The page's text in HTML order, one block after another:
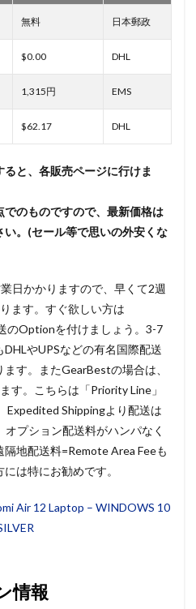
無料 日本郵政
$0.00 DHL
1,315円 EMS
$62.17 DHL
と、各販売ページに行けま
のものですので、最新価格は
。(セール等で思いの外安くな
日かかりますので、早くて2週
ます。すぐ欲しい方は
のOptionを付けましょう。3-7
やUPSなどの有名国際配送
す。またGearBestの場合は、
す。こちらは「Priority Line」
Expedited Shippingより配送は
プション配送料がハンパなく
地配送料=Remote Area Feeも
は特にお勧めです。
Air 12 Laptop – WINDOWS 10
情報